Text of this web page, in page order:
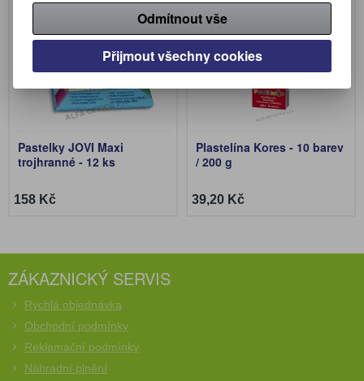
Pastelky JOVI Maxi
trojhranné - 12 ks
158 Kč
Plastelína Kores - 10 barev
/ 200 g
39,20 Kč
ZÁKAZNICKÝ SERVIS
Rychlá objednávka
Obchodní podmínky
Reklamační podmínky
Náhradní plnění
Odmítnout vše
Přijmout všechny cookies